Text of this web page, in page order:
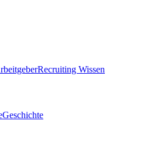
Recruiting Wissen
Geschichte